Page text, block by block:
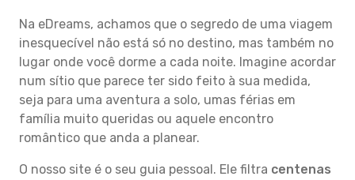
Na eDreams, achamos que o segredo de uma viagem
inesquecível não está só no destino, mas também no
lugar onde você dorme a cada noite. Imagine acordar
num sítio que parece ter sido feito à sua medida,
seja para uma aventura a solo, umas férias em
família muito queridas ou aquele encontro
romântico que anda a planear.
O nosso site é o seu guia pessoal. Ele filtra centenas